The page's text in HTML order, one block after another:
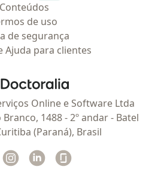
Conteúdos
de uso
de segurança
Ajuda para clientes
Doctoralia - Homepage
Online e Software Ltda
1488 - 2º andar - Batel
(Paraná), Brasil
Facebook
abre num novo separador
Instagram
abre num novo separador
Linkedin
abre num novo